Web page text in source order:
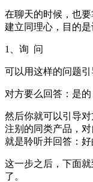
在聊天的时候，也
建立同理心，目的是
1、询 问
可以用这样的问题
对方要么回答：是
然后你就可以引导
注别的同类产品，
就是聆听并回答：
这一步之后，下面
了。